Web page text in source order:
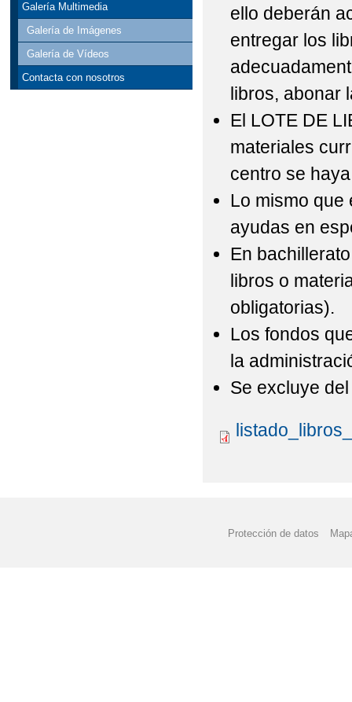
Galería Multimedia
Galería de Imágenes
Galería de Vídeos
Contacta con nosotros
ello deberán
entregar los
libros, abonar
El LOTE DE
materiales
centro se
Lo mismo que
ayudas en
En
libros o
obligatorias).
Los fondos
la
Se excluye
Protección de datos